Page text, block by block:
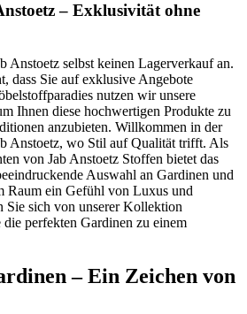
– Exklusivität ohne
Anstoetz selbst keinen Lagerverkauf an.
dass Sie auf exklusive Angebote
nutzen wir unsere
Ihnen diese hochwertigen Produkte zu
anzubieten. Willkommen in der
Anstoetz, wo Stil auf Qualität trifft. Als
von Jab Anstoetz Stoffen bietet das
Auswahl an Gardinen und
Raum ein Gefühl von Luxus und
Sie sich von unserer Kollektion
perfekten Gardinen zu einem
– Ein Zeichen von